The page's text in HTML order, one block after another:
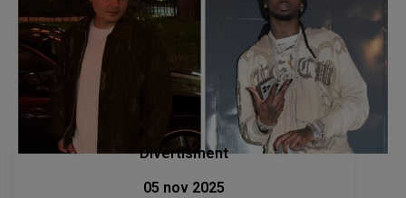
Divertisment
05 nov 2025